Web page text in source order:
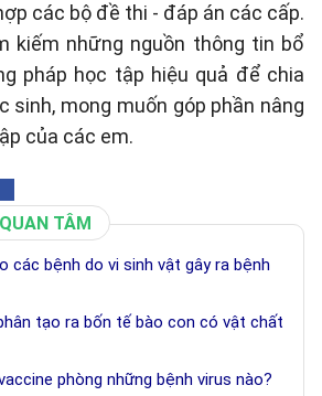
các bộ đề thi - đáp án các cấp.
kiếm những nguồn thông tin bổ
pháp học tập hiệu quả để chia
sinh, mong muốn góp phần nâng
của các em.
TÂM
các bệnh do vi sinh vật gây ra bệnh
tạo ra bốn tế bào con có vật chất
phòng những bệnh virus nào?